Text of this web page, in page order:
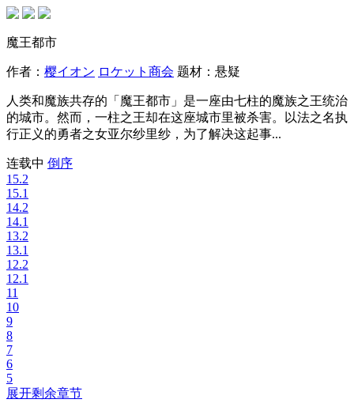
魔王都市
作者： 樱イオン ロケット商会 题材： 悬疑
人类和魔族共存的「魔王都市」是一座由七柱的魔族之王统治
的城市。然而，一柱之王却在这座城市里被杀害。以法之名执
行正义的勇者之女亚尔纱里纱，为了解决这起事...
连载中 倒序
15.2
15.1
14.2
14.1
13.2
13.1
12.2
12.1
11
10
9
8
7
6
5
展开剩余章节